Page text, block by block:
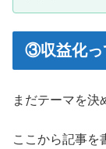
③収益化っ
まだテーマを決
ここから記事を